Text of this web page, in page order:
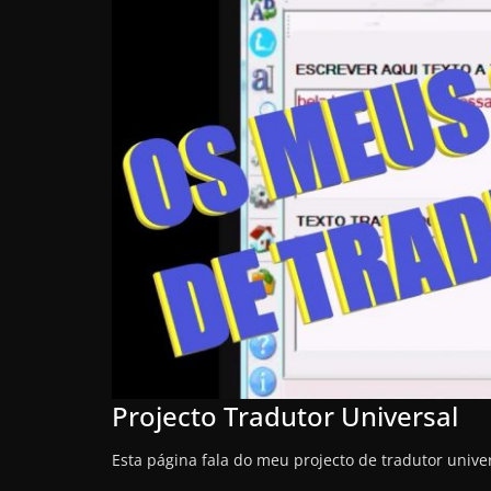
Projecto Tradutor Universal
Esta página fala do meu projecto de tradutor